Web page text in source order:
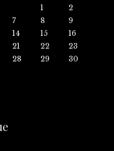
1
2
7 8
9
14 15
16
21 22
23
28 29
30